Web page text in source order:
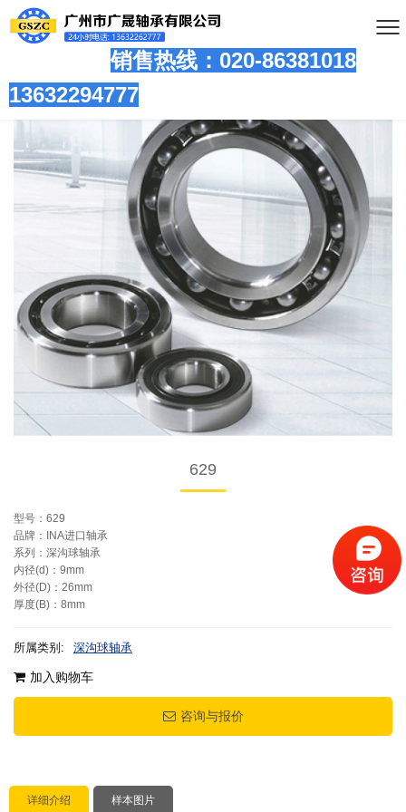
销售热线：020-86381018
13632294777
629
型号：629
品牌：INA进口轴承
系列：深沟球轴承
内径(d)：9mm
外径(D)：26mm
厚度(B)：8mm
所属类别: 深沟球轴承
加入购物车
咨询与报价
详细介绍 样本图片